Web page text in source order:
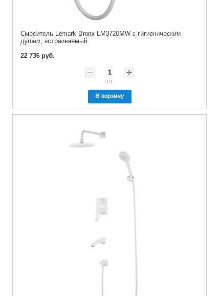
Cмеситель Lemark Bronx LM3720MW с гигиеническим
душем, встраиваемый
22 736 руб.
шт.
В корзину